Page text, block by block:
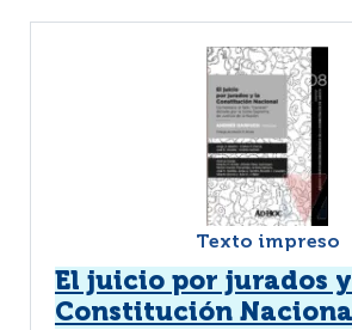
Texto impreso
El juicio por jurados
Constitución